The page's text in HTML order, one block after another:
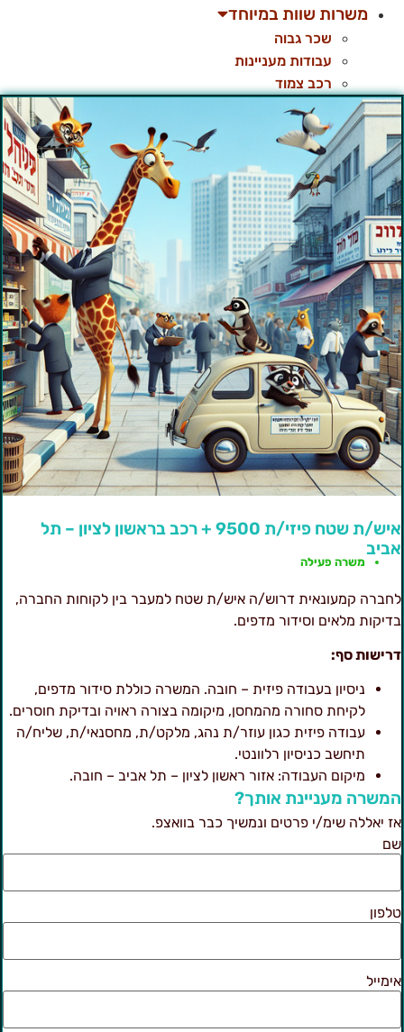
משרות שוות במיוחד
שכר גבוה
עבודות מעניינות
רכב צמוד
איש/ת שטח פיזי/ת 9500 + רכב בראשון לציון – תל
משרה פעילה
קמעונאית דרוש/ה איש/ת שטח למעבר בין לקוחות החברה,
מלאים וסידור מדפים.
סף:
ניסיון בעבודה פיזית – חובה. המשרה כוללת סידור מדפים,
לקיחת סחורה מהמחסן, מיקומה בצורה ראויה ובדיקת חוסרים.
עבודה פיזית כגון עוזר/ת נהג, מלקט/ת, מחסנאי/ת, שליח/ה
תיחשב כניסיון רלוונטי.
מיקום העבודה: אזור ראשון לציון – תל אביב – חובה.
מעניינת אותך?
יאללה שימ/י פרטים ונמשיך כבר בוואצפ.